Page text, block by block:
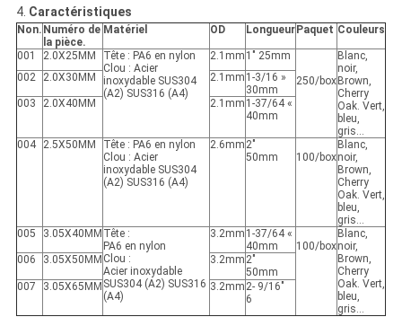
4. Caractéristiques
Non. Numéro de
la pièce.
Matériel OD Longueur Paquet Couleurs
001 2.0X25MM
Tête : PA6 en nylon
Clou : Acier
inoxydable SUS304
(A2) SUS316 (A4)
2.1mm 1" 25mm
250/box
Blanc,
noir,
Brown,
Cherry
Oak. Vert,
bleu,
gris…
002 2.0X30MM 2.1mm 1-3/16 »
30mm
003
2.0X40MM 2.1mm 1-37/64 «
40mm
004 2.5X50MM
Tête : PA6 en nylon
Clou : Acier
inoxydable SUS304
(A2) SUS316 (A4)
2.6mm 2"
50mm
100/box
Blanc,
noir,
Brown,
Cherry
Oak. Vert,
bleu,
gris…
005
3.05X40MM Tête :
PA6 en nylon
Clou :
Acier inoxydable
SUS304 (A2) SUS316
(A4)
3.2mm 1-37/64 «
40mm
100/box
Blanc,
noir,
Brown,
Cherry
Oak. Vert,
bleu,
gris…
006 3.05X50MM 3.2mm 2"
50mm
007
3.05X65MM 3.2mm 2- 9/16"
6